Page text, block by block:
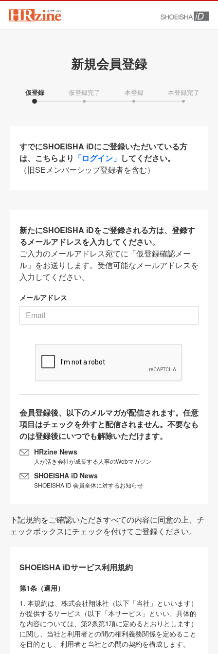
新規会員登録
仮登録 仮登録完了 本登録 本登録完了
すでにSHOEISHA iDにご登録いただいている方
は、こちらより 「ログイン」 してください。
（旧SEメンバーシップ登録者を含む）
新たにSHOEISHA iDをご登録される方は、登録す
るメールアドレスを入力してください。
ご入力のメールアドレス宛てに「仮登録確認メー
ル」をお送りします。受信可能なメールアドレスを
入力してください。
メールアドレス
会員登録後、以下のメルマガが配信されます。任意
項目はチェックを外すと配信されません。不要なも
のは登録後にいつでも解除いただけます。
HRzine News
人が活き会社が成長する人事のWebマガジン
SHOEISHA iD News
SHOEISHA iD 会員全体に対するお知らせ
下記規約をご確認いただきすべての内容に同意の上、チ
ェックボックスにチェックを付けてご登録ください。
SHOEISHA iDサービス利用規約
第1条（適用）
1. 本規約は、株式会社翔泳社（以下「当社」といいます）
が提供するサービス（以下「本サービス」といい、具体的
な内容については、第2条第1項に定めるとおりとします）
に関し、当社と利用者との間の権利義務関係を定めること
を目的とし、利用者と当社との間の契約を構成します。